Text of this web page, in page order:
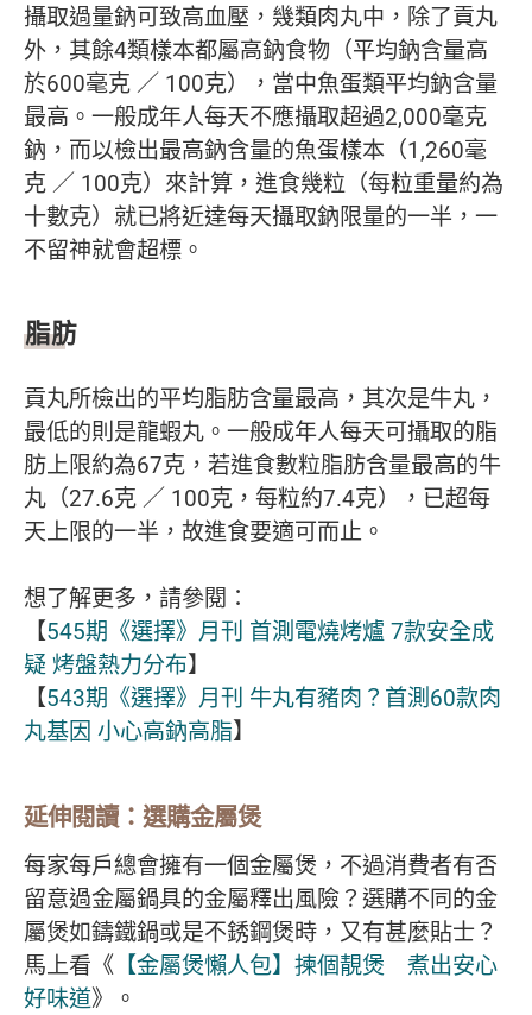
攝取過量鈉可致高血壓，幾類肉丸中，除了貢丸
外，其餘4類樣本都屬高鈉食物（平均鈉含量高
於600毫克 ／ 100克），當中魚蛋類平均鈉含量
最高。一般成年人每天不應攝取超過2,000毫克
鈉，而以檢出最高鈉含量的魚蛋樣本（1,260毫
克 ／ 100克）來計算，進食幾粒（每粒重量約為
十數克）就已將近達每天攝取鈉限量的一半，一
不留神就會超標。
脂肪
貢丸所檢出的平均脂肪含量最高，其次是牛丸，
最低的則是龍蝦丸。一般成年人每天可攝取的脂
肪上限約為67克，若進食數粒脂肪含量最高的牛
丸（27.6克 ／ 100克，每粒約7.4克），已超每
天上限的一半，故進食要適可而止。
想了解更多，請參閱：
【545期《選擇》月刊 首測電燒烤爐 7款安全成
疑 烤盤熱力分布】
【543期《選擇》月刊 牛丸有豬肉？首測60款肉
丸基因 小心高鈉高脂】
延伸閱讀：選購金屬煲
每家每戶總會擁有一個金屬煲，不過消費者有否
留意過金屬鍋具的金屬釋出風險？選購不同的金
屬煲如鑄鐵鍋或是不銹鋼煲時，又有甚麼貼士？
馬上看《 【金屬煲懶人包】揀個靚煲 煮出安心
好味道》。